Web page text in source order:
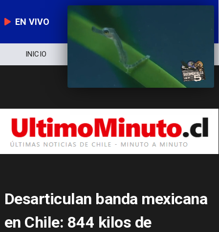
EN VIVO
INICIO NOTICIERO
Desarticulan banda mexicana
en Chile: 844 kilos de